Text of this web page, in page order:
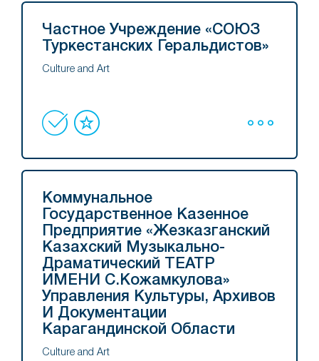
Частное Учреждение «СОЮЗ
Туркестанских Геральдистов»
Culture and Art
Коммунальное
Государственное Казенное
Предприятие «Жезказганский
Казахский Музыкально-
Драматический ТЕАТР
ИМЕНИ С.Кожамкулова»
Управления Культуры, Архивов
И Документации
Карагандинской Области
Culture and Art